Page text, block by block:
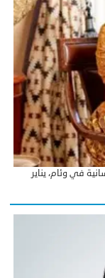
في وئام، يناير